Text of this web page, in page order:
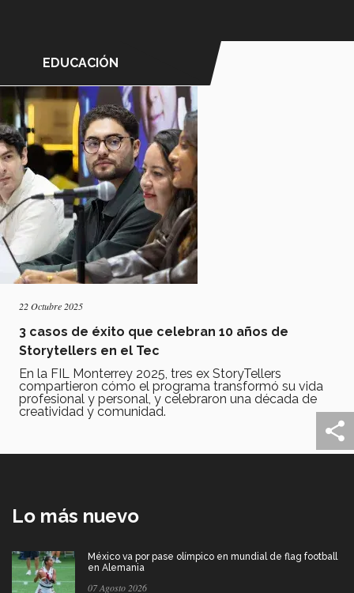
EDUCACIÓN
22 Octubre 2025
3 casos de éxito que celebran 10 años de
Storytellers en el Tec
En la FIL Monterrey 2025, tres ex StoryTellers
compartieron cómo el programa transformó su vida
profesional y personal, y celebraron una década de
creatividad y comunidad.
Lo más nuevo
México va por pase olímpico en mundial de flag football
en Alemania
07 Agosto 2026